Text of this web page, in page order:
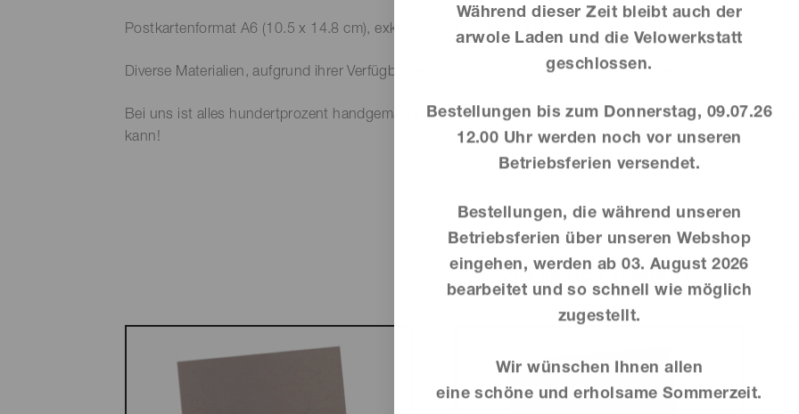
Postkartenformat A6 (10.5 x 14.8 cm), exkl. Couvert (separat in div. Farben erhältlich)
Diverse Materialien, aufgrund ihrer Verfügbarkeit können Farbabweichungen entstehen
Bei uns ist alles hundertprozent handgemacht – mit viel Freude & Engagement. Es erwartet Sie daher
kann!
Ähnliche Produkte
Während dieser Zeit bleibt auch der
arwole Laden und die Velowerkstatt
geschlossen.
Bestellungen bis zum Donnerstag, 09.07.26
12.00 Uhr werden noch vor unseren
Betriebsferien versendet.
Bestellungen, die während unseren
Betriebsferien über unseren Webshop
eingehen, werden ab03. August 2026
bearbeitet und so schnell wie möglich
zugestellt.
Wir wünschen Ihnen allen
eine schöne und erholsame Sommerzeit.